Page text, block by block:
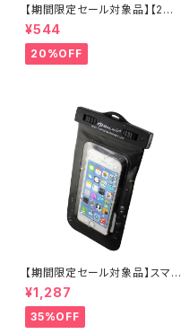
【期間限定セール対象品】【2枚
入】特大カラーポリ袋 (大ゴミ
袋) 200cm×100cm 収納に イ
ベントに 仮装の衣装作成 発表
会やおゆうぎ 学園祭や応援の横
¥544
20%OFF
【期間限定セール対象品】スマー
トフォン向け 防水ケース (OS-0
21) 5インチまでのスマートフォ
ン イヤホンジャック ストラップ
腕バンド付き クリップロック式
¥1,287
35%OFF